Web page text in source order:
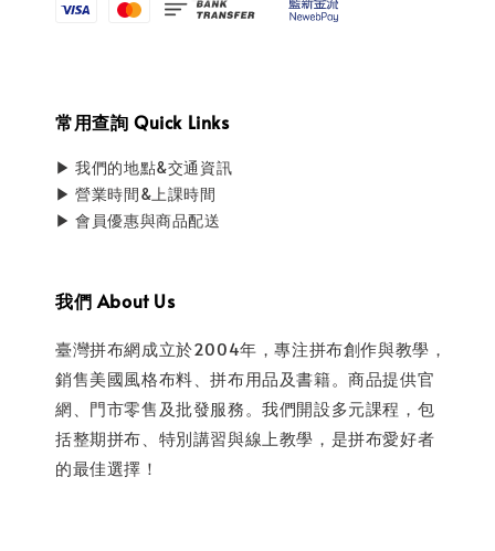
常用查詢 Quick Links
▶ 我們的地點&交通資訊
▶ 營業時間&上課時間
▶ 會員優惠與商品配送
我們 About Us
臺灣拼布網成立於2004年，專注拼布創作與教學，
銷售美國風格布料、拼布用品及書籍。商品提供官
網、門市零售及批發服務。我們開設多元課程，包
括整期拼布、特別講習與線上教學，是拼布愛好者
的最佳選擇！